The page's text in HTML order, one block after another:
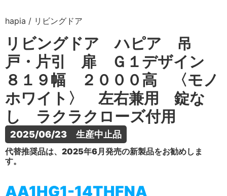
hapia / リビングドア
リビングドア ハピア 吊
戸・片引 扉 Ｇ１デザイン
８１９幅 ２０００高 〈モノ
ホワイト〉 左右兼用 錠な
し ラクラクローズ付用
2025/06/23　生産中止品
代替推奨品は、2025年6月発売の新製品をお勧めしま
す。
AA1HG1-14THFNA